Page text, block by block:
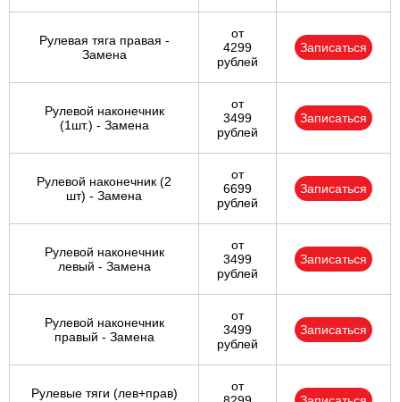
Рулевая тяга правая -
Замена
от
4299
рублей
Записаться
Рулевой наконечник
(1шт.) - Замена
от
3499
рублей
Записаться
Рулевой наконечник (2
шт) - Замена
от
6699
рублей
Записаться
Рулевой наконечник
левый - Замена
от
3499
рублей
Записаться
Рулевой наконечник
правый - Замена
от
3499
рублей
Записаться
Рулевые тяги (лев+прав)
от